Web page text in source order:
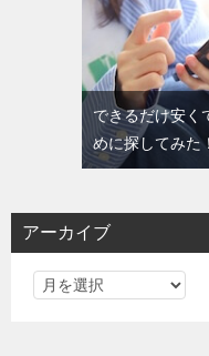
できるだけ安く
めに探してみた！
アーカイブ
ア